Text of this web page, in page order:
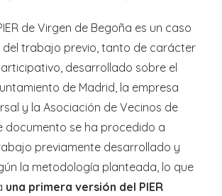
de Virgen de Begoña es un caso
del trabajo previo, tanto de carácter
desarrollado sobre el
de Madrid, la empresa
y la Asociación de Vecinos de
documento se ha procedido a
previamente desarrollado y
la metodología planteada, lo que
una primera versión del PIER